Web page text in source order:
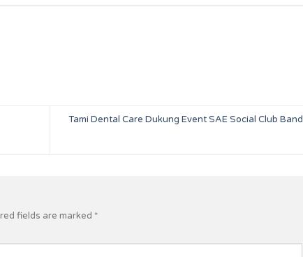
Tami Dental Care Dukung Event SAE Social Club
fields are marked *